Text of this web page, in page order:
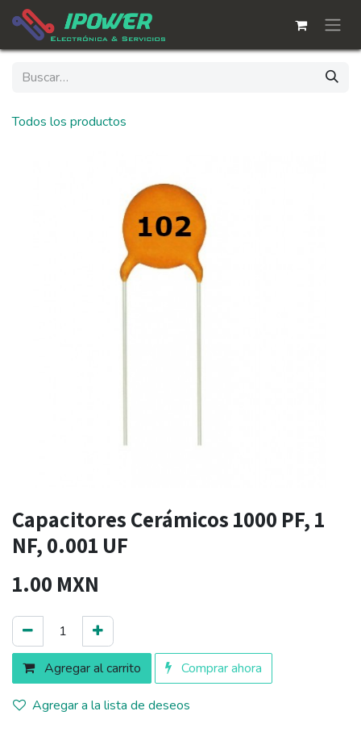
Ir al contenido
Todos los productos
Capacitores Cerámicos 1000 PF, 1
NF, 0.001 UF
1.00 MXN
Agregar al carrito Comprar ahora
Agregar a la lista de deseos